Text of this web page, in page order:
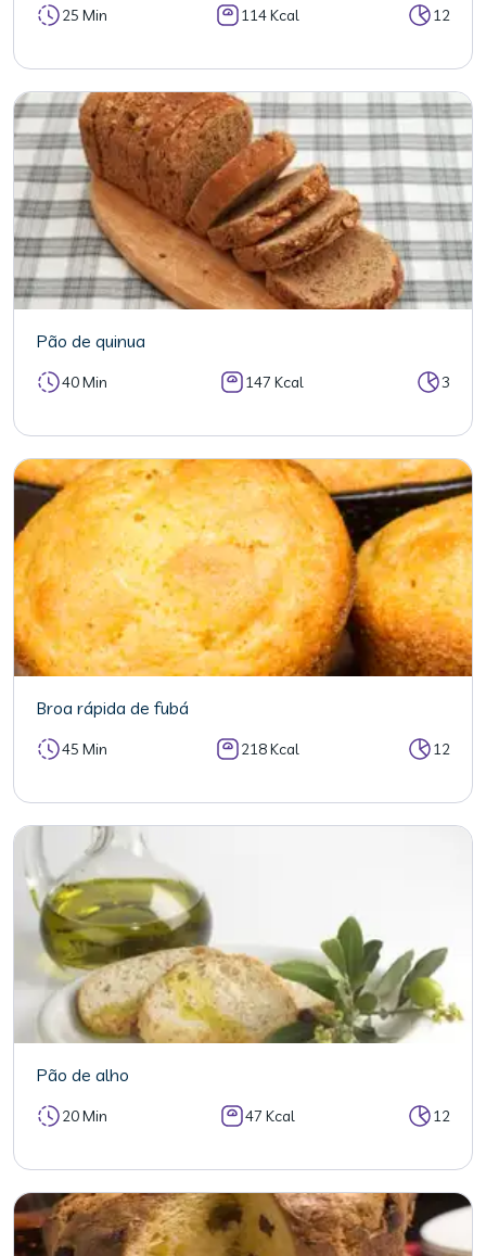
25 Min 114 Kcal 12
Pão de quinua
40 Min 147 Kcal 3
Broa rápida de fubá
45 Min 218 Kcal 12
Pão de alho
20 Min 47 Kcal 12